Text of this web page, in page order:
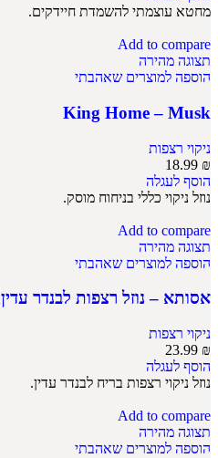
מחטא עוצמתי להשמדת חיידקים.
Add to compare
תצוגה מהירה
הוספה למוצרים שאהבתי
King Home – Musk
ניקוי רצפות
18.99 ₪
הוסף לעגלה
נוזל ניקוי כללי בניחוח מוסק.
Add to compare
תצוגה מהירה
הוספה למוצרים שאהבתי
אסותא – נוזל רצפות לבנדר עדין
ניקוי רצפות
23.99 ₪
הוסף לעגלה
נוזל ניקוי רצפות בריח לבנדר עדין.
Add to compare
תצוגה מהירה
הוספה למוצרים שאהבתי